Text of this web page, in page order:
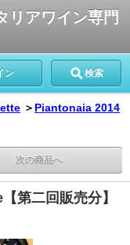
リアワイン専門
ン 検索
＞ Piantonaia 2014
次の商品へ
第二回販売分】